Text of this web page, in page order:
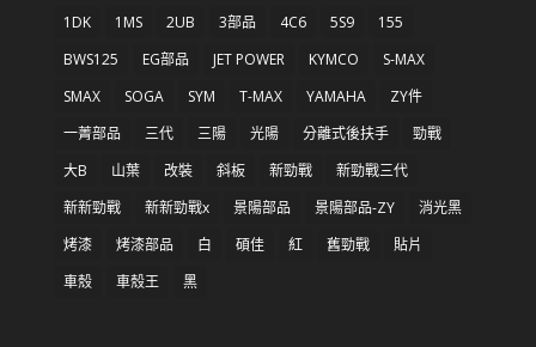
1DK 1MS 2UB 3部品 4C6 5S9
155
BWS125
EG部品 JET POWER KYMCO
S-MAX
SMAX
SOGA SYM T-MAX YAMAHA
ZY件
一菁部品
三代 三陽 光陽 分離式後扶手
勁戰
大B
山葉 改裝 斜板 新勁戰
新勁戰三代
新新勁戰
新新勁戰x 景陽部品 景陽部品-ZY
消光黑
烤漆
烤漆部品 白 碩佳 紅 舊勁戰
貼片
車殼
車殼王 黑